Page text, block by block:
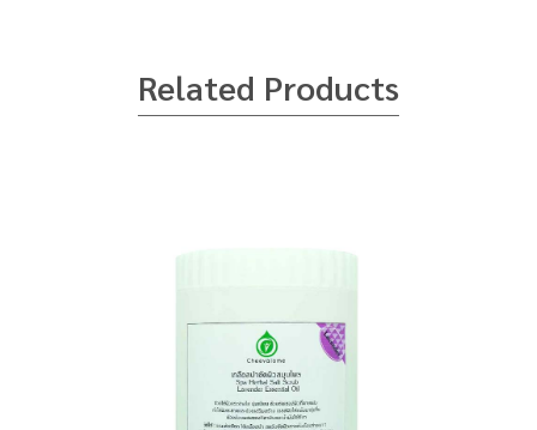
Isopropyl
Myristate, Juglans Regia Shell Powder,
Petrolatum, Polysorbate 20, Polysorbate 60,
Zea Mays Cob Powder, Cocos Nucifera Oil,
Oryza Sativa Powder, PEG-100 Stearate,
anxiety, insomnia, acne, muscle aches, eczema,
athlete’s foot, and burns.
skin healthiness of hydration in the epidermis.
Regular applications for healthy glow
appearance, extract help firming up skin.
Related Products